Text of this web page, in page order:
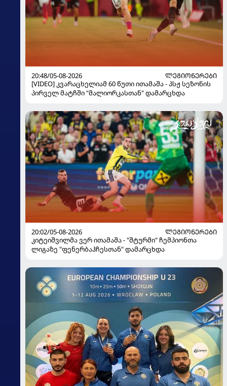
20:48/05-08-2026
ᲚᲔᲒᲘᲝᲜᲔᲠᲔᲑᲘ
[VIDEO] კვარაცხელიამ 60 წუთი ითამაშა - პსჟ სეზონის
პირველ მატჩში "მალიორკასთან" დამარცხდა
20:02/05-08-2026
ᲚᲔᲒᲘᲝᲜᲔᲠᲔᲑᲘ
კიტეიშვილმა ვერ ითამაშა - "შტურმი" ჩემპიონთა
ლიგაზე "ფენერბაჰჩესთან" დამარცხდა